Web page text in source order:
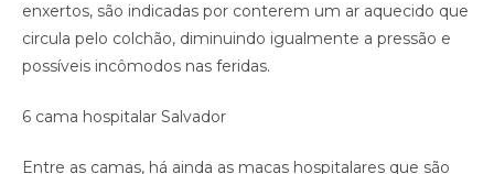
enxertos, são indicadas por conterem um ar aquecido que
circula pelo colchão, diminuindo igualmente a pressão e
possíveis incômodos nas feridas.
6 cama hospitalar Salvador
Entre as camas, há ainda as macas hospitalares que são